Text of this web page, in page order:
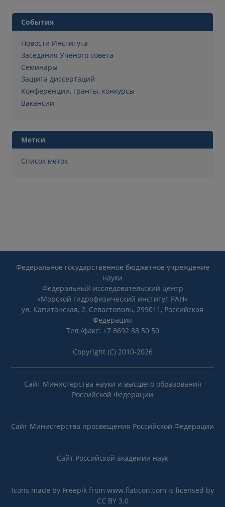
События
Новости Института
Заседания Ученого совета
Семинары
Защита диссертаций
Конференции, гранты, конкурсы
Вакансии
Метки
Список меток
Федеральное государственное бюджетное учреждение
науки
Федеральный исследовательский центр
«Морской гидрофизический институт РАН»
ул. Капитанская, 2, Севастополь, 299011, Российская
Федерация
Тел./факс: +7 8692 88 50 50
Copyright (C) 2010-2026
Сайт Министерства науки и высшего образования
Российской Федерации
Сайт Министерства просвещения Российской Федерации
Сайт Российской академии наук
Icons made by Freepikfrom www.flaticon.com is licensed by
CC BY 3.0